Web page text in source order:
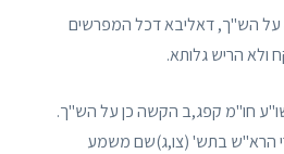
על הש"ך, דאליבא דכל המפרשים
ולא הריש גלותא.
חו"מ קפג,ב הקשה כן על הש"ך.
הרא"ש בתש' (צו,ג)שם משמע